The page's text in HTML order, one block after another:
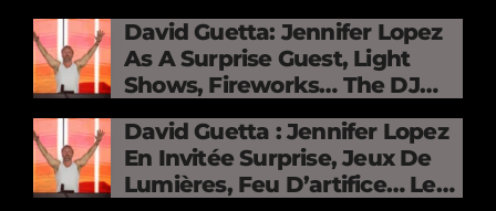
David Guetta: Jennifer Lopez
As A Surprise Guest, Light
Shows, Fireworks… The DJ
Electrifies The Stade De
France
David Guetta : Jennifer Lopez
En Invitée Surprise, Jeux De
Lumières, Feu D’artifice… Le